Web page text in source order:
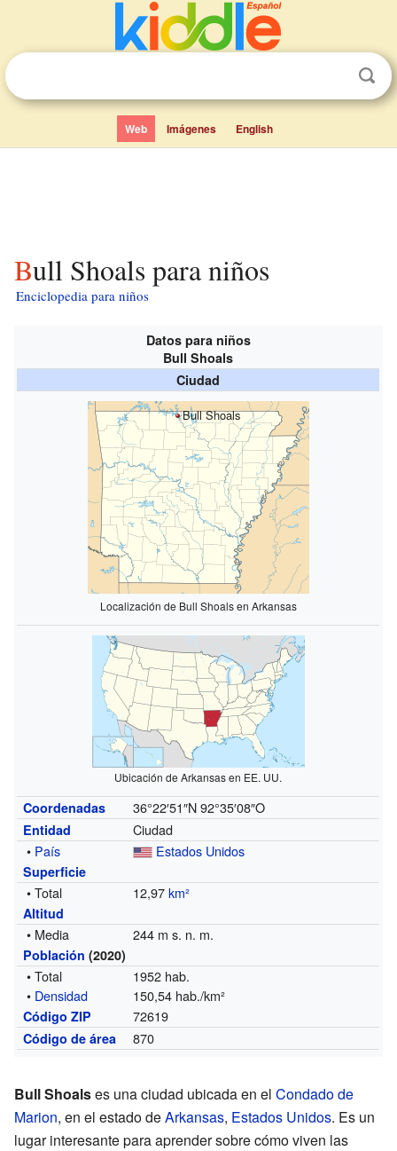
Web Imágenes English
Bull Shoals para niños
Enciclopedia para niños
Datos para niños
Bull Shoals
Ciudad
Bull Shoals
Localización de Bull Shoals en Arkansas
Ubicación de Arkansas en EE. UU.
Coordenadas 36°22′51″N 92°35′08″O
Entidad
Ciudad
• País Estados Unidos
Superficie
• Total 12,97km²
Altitud
• Media 244 m s. n. m.
Población (2020)
• Total
1952 hab.
• Densidad 150,54 hab./km²
Código ZIP 72619
Código de área 870
Bull Shoalses una ciudad ubicada en el Condado de
Marion, en el estado deArkansas, Estados Unidos. Es un
lugar interesante para aprender sobre cómo viven las